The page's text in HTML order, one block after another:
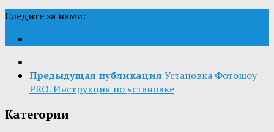
Следите за нами:
Предыдущая публикация Установка Фотошоу
PRO. Инструкция по установке
Категории